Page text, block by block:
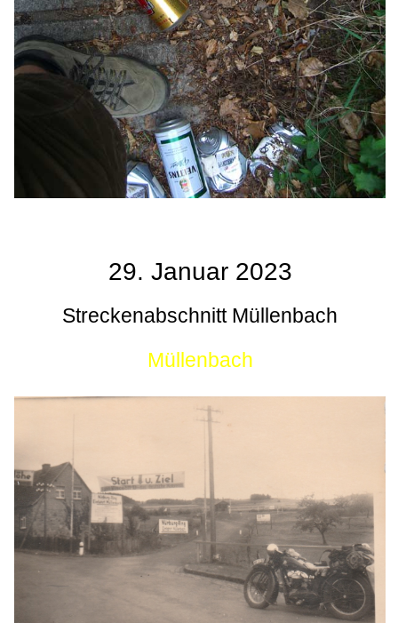
29. Januar 2023
Streckenabschnitt Müllenbach
Müllenbach